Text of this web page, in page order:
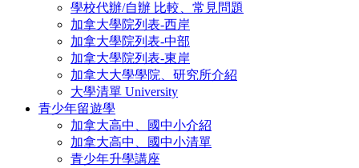
學校代辦/自辦 比較、常見問題
加拿大學院列表-西岸
加拿大學院列表-中部
加拿大學院列表-東岸
加拿大大學學院、研究所介紹
大學清單 University
青少年留遊學
加拿大高中、國中小介紹
加拿大高中、國中小清單
青少年升學講座